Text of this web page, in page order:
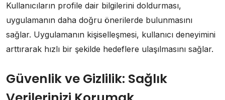
Kullanıcıların profile dair bilgilerini doldurması,
uygulamanın daha doğru önerilerde bulunmasını
sağlar. Uygulamanın kişiselleşmesi, kullanıcı deneyimini
arttırarak hızlı bir şekilde hedeflere ulaşılmasını sağlar.
Güvenlik ve Gizlilik: Sağlık